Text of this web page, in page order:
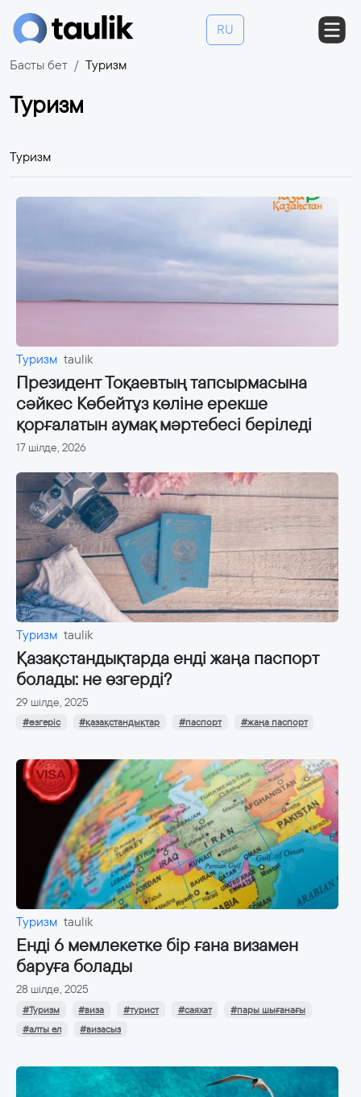
RU
Басты бет Туризм
Туризм
Туризм
Туризм taulik
Президент Тоқаевтың тапсырмасына
сәйкес Көбейтұз көліне ерекше
қорғалатын аумақ мәртебесі беріледі
17 шілде, 2026
Туризм taulik
Қазақстандықтарда енді жаңа паспорт
болады: не өзгерді?
29 шілде, 2025
#өзгеріс #қазақстандықтар #паспорт #жаңа паспорт
Туризм taulik
Енді 6 мемлекетке бір ғана визамен
баруға болады
28 шілде, 2025
#Туризм #виза #турист #саяхат
#пары шығанағы
#алты ел
#визасыз